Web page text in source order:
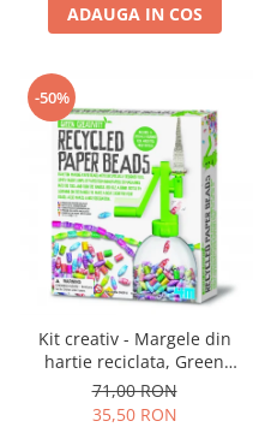
ADAUGA IN COS
-50%
Kit creativ - Margele din
hartie reciclata, Green
Creativity
71,00 RON
35,50 RON